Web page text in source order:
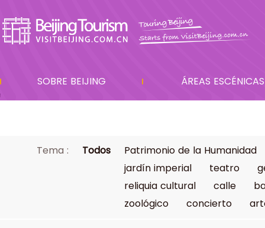
SOBRE BEIJING ÁREAS ESCÉNICAS
Tema : Todos
Patrimonio de la Humanidad
jardín imperial
teatro
reliquia cultural
calle
zoológico
concierto